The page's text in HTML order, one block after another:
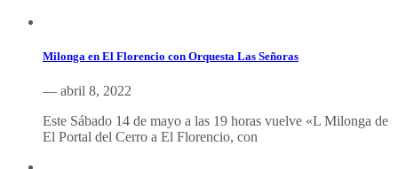
Milonga en El Florencio con Orquesta Las Señoras
— abril 8, 2022
Este Sábado 14 de mayo a las 19 horas vuelve «L Milonga de
El Portal del Cerro a El Florencio, con